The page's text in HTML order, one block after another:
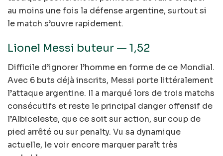
au moins une fois la défense argentine, surtout si
le match s’ouvre rapidement.
Lionel Messi buteur — 1,52
Difficile d’ignorer l’homme en forme de ce Mondial.
Avec 6 buts déjà inscrits, Messi porte littéralement
l’attaque argentine. Il a marqué lors de trois matchs
consécutifs et reste le principal danger offensif de
l’Albiceleste, que ce soit sur action, sur coup de
pied arrêté ou sur penalty. Vu sa dynamique
actuelle, le voir encore marquer paraît très